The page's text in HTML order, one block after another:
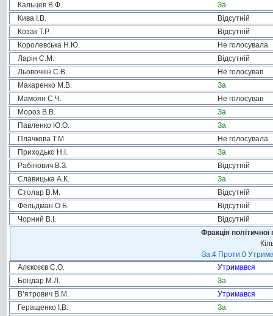
Кальцев В.Ф.
За
Кива І.В.
Відсутній
Козак Т.Р.
Відсутній
Королевська Н.Ю.
Не голосувала
Ларін С.М.
Відсутній
Льовочкін С.В.
Не голосував
Макаренко М.В.
За
Мамоян С.Ч.
Не голосував
Мороз В.В.
За
Павленко Ю.О.
За
Плачкова Т.М.
Не голосувала
Приходько Н.І.
За
Рабінович В.З.
Відсутній
Славицька А.К.
За
Столар В.М.
Відсутній
Фельдман О.Б.
Відсутній
Чорний В.І.
Відсутній
Фракція
За:4 Проти:0
Алєксєєв С.О.
Утримався
Бондар М.Л.
За
В’ятрович В.М.
Утримався
Геращенко І.В.
За